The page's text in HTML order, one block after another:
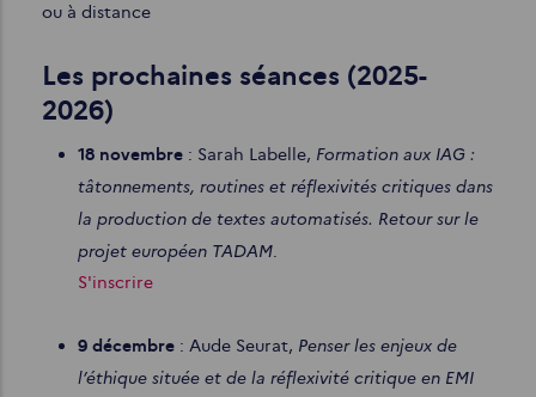
ou à distance
Les prochaines séances (2025-
2026)
18 novembre : Sarah Labelle, Formation aux IAG :
tâtonnements, routines et réflexivités critiques dans
la production de textes automatisés. Retour sur le
projet européen TADAM.
S'inscrire
9 décembre : Aude Seurat, Penser les enjeux de
l’éthique située et de la réflexivité critique en EMI